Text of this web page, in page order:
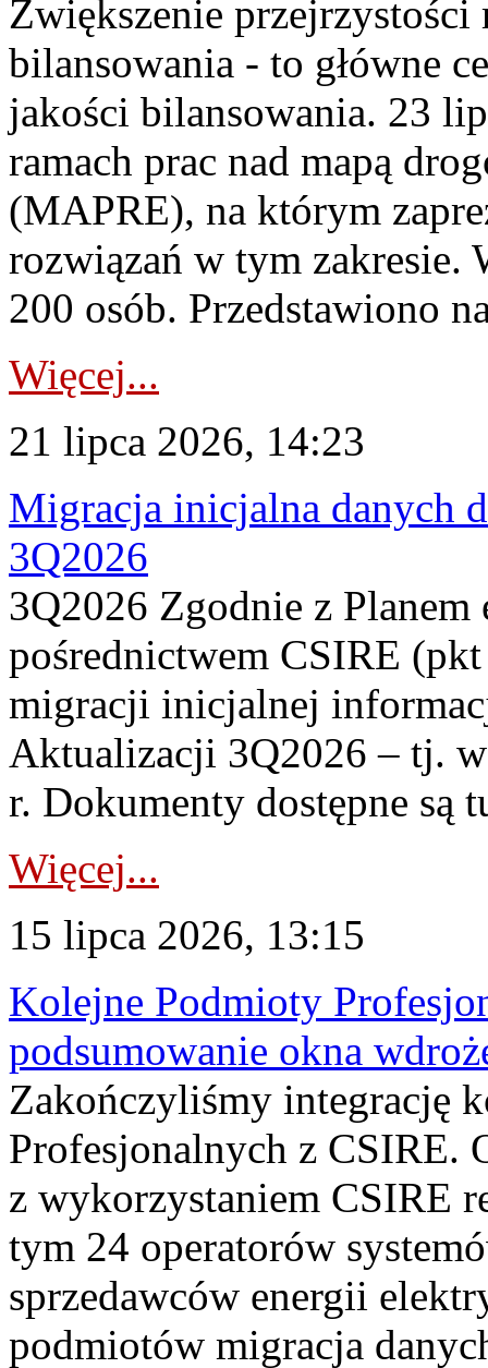
Zwiększenie
bilansowania - to główne
jakości bilansowania. 23
ramach prac nad mapą
(MAPRE), na którym
rozwiązań w tym zakresie.
200 osób. Przedstawiono
Więcej...
21 lipca 2026, 14:23
Migracja inicjalna danych
3Q2026
3Q2026 Zgodnie z
pośrednictwem CSIRE
migracji inicjalnej
Aktualizacji 3Q2026 – tj.
r. Dokumenty dostępne są
Więcej...
15 lipca 2026, 13:15
Kolejne Podmioty
podsumowanie okna
Zakończyliśmy integrację
Profesjonalnych z CSIRE.
z wykorzystaniem CSIRE
tym 24 operatorów
sprzedawców energii
podmiotów migracja